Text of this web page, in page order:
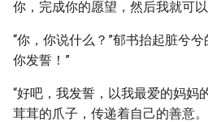
你，完成你的愿望，然后我就可
“你，你说什么？”郁书抬起脏兮
你发誓！”
“好吧，我发誓，以我最爱的妈妈
茸茸的爪子，传递着自己的善意。